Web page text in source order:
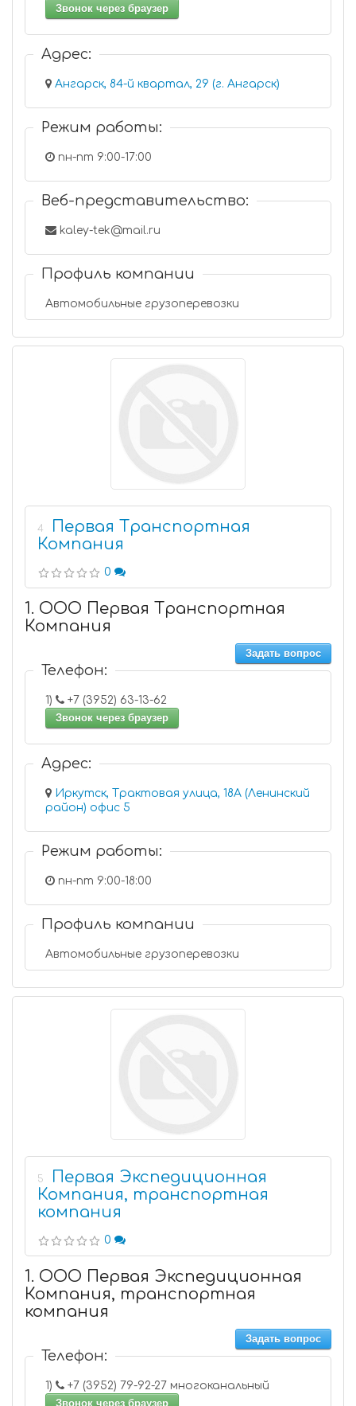
Звонок через браузер
Адрес:
Ангарск, 84-й квартал, 29 (г. Ангарск)
Режим работы:
пн-пт 9:00-17:00
Веб-представительство:
kaley-tek@mail.ru
Профиль компании
Автомобильные грузоперевозки
4
Первая Транспортная
Компания
0
1. ООО Первая Транспортная
Компания
Задать вопрос
Телефон:
1)
+7 (3952) 63-13-62
Звонок через браузер
Адрес:
Иркутск, Трактовая улица, 18А (Ленинский
район) офис 5
Режим работы:
пн-пт 9:00-18:00
Профиль компании
Автомобильные грузоперевозки
5
Первая Экспедиционная
Компания, транспортная
компания
0
1. ООО Первая Экспедиционная
Компания, транспортная
компания
Задать вопрос
Телефон:
1)
+7 (3952) 79-92-27 многоканальный
Звонок через браузер